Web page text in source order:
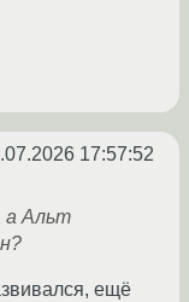
17:57:52
а Альт
ещё